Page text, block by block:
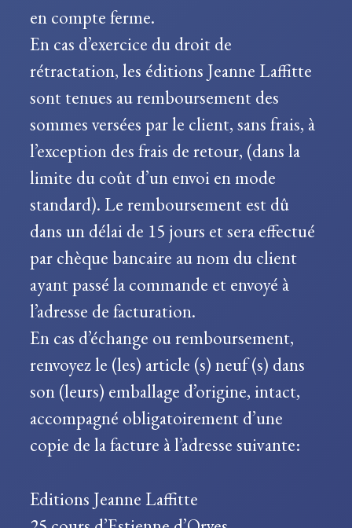
en compte ferme.
En cas d’exercice du droit de
rétractation, les éditions Jeanne Laffitte
sont tenues au remboursement des
sommes versées par le client, sans frais, à
l’exception des frais de retour, (dans la
limite du coût d’un envoi en mode
standard). Le remboursement est dû
dans un délai de 15 jours et sera effectué
par chèque bancaire au nom du client
ayant passé la commande et envoyé à
l’adresse de facturation.
En cas d’échange ou remboursement,
renvoyez le (les) article (s) neuf (s) dans
son (leurs) emballage d’origine, intact,
accompagné obligatoirement d’une
copie de la facture à l’adresse suivante:
Editions Jeanne Laffitte